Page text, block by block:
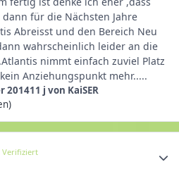
dann für die Nächsten Jahre
Abreisst und den Bereich Neu
wahrscheinlich leider an die
nimmt einfach zuviel Platz
Anziehungspunkt mehr.....
201411 j von KaiSER
Verifiziert